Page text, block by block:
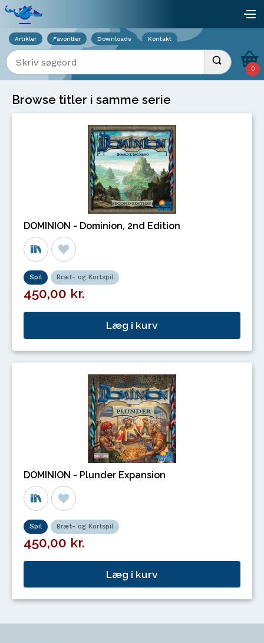
Artikler Favoritter Downloads Kontakt
Indtast søgeord Udfør søgning
0
Browse titler i samme serie
DOMINION - Dominion, 2nd Edition
Spil Bræt- og Kortspil
450,00 kr.
Læg i kurv
DOMINION - Plunder Expansion
Spil Bræt- og Kortspil
450,00 kr.
Læg i kurv
Viser overlay for indkøbskurv